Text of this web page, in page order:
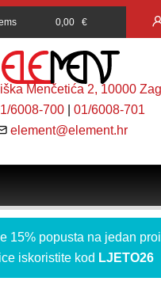
0,00 €
Menčetića 2, 10000
6008-700 |01/6008-701
element@element.hr
15% popusta na jedan
iskoristite kod LJETO26